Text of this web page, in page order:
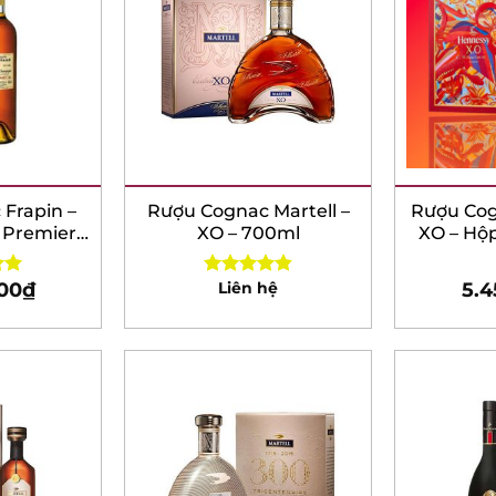
–
₫
Rượu Cognac Martell –
XO – 700ml
Rated4.85
Liên hệ
Rượu
XO –